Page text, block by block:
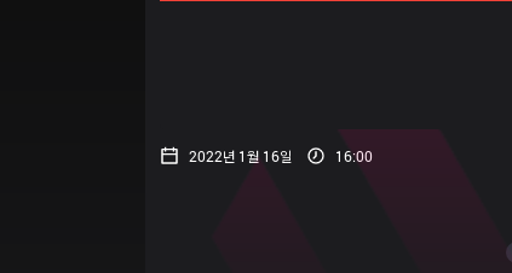
2022년 1월 16일 16:00